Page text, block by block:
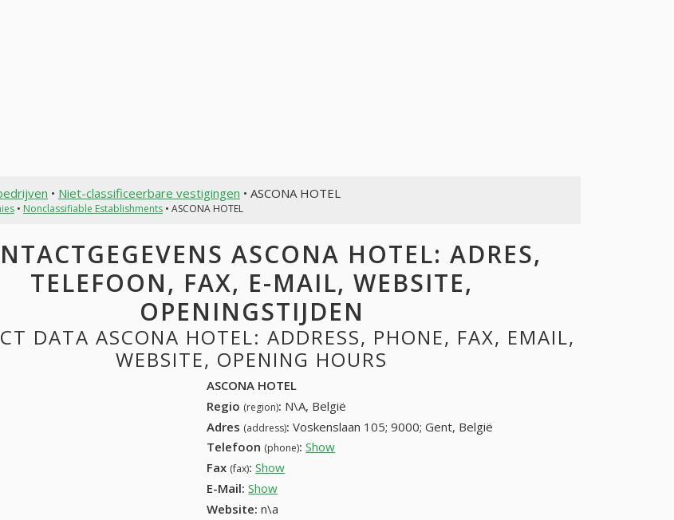
• Niet-classificeerbare vestigingen • ASCONA HOTEL
• Nonclassifiable Establishments• ASCONA HOTEL
ASCONA HOTEL: ADRES,
TELEFOON, FAX, E-MAIL, WEBSITE,
OPENINGSTIJDEN
DATA ASCONA HOTEL: ADDRESS, PHONE, FAX, EMAIL,
WEBSITE, OPENING HOURS
ASCONA HOTEL
Regio (region): N\A, België
Adres (address): Voskenslaan 105; 9000; Gent, België
Telefoon (phone): Show
Fax (fax): Show
E-Mail: Show
Website: n\a